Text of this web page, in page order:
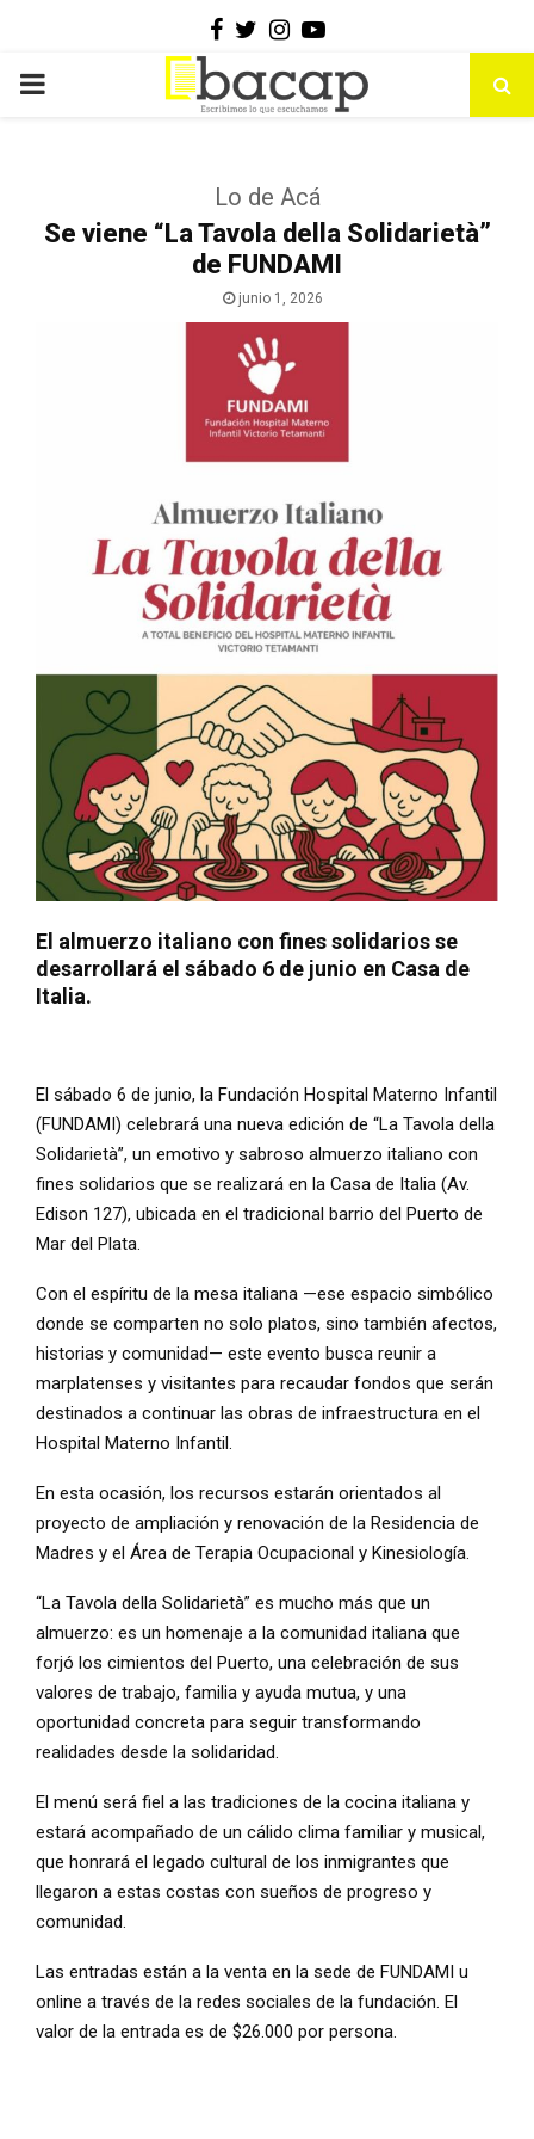
Facebook
Twitter
Instagram
Youtube
PRIMARY
Lo de Acá
Se viene “La Tavola della Solidarietà”
de FUNDAMI
junio 1, 2026
El almuerzo italiano con fines solidarios se
desarrollará el sábado 6 de junio en Casa de
Italia.
El sábado 6 de junio, la Fundación Hospital Materno Infantil
(FUNDAMI) celebrará una nueva edición de “La Tavola della
Solidarietà”, un emotivo y sabroso almuerzo italiano con
fines solidarios que se realizará en la Casa de Italia (Av.
Edison 127), ubicada en el tradicional barrio del Puerto de
Mar del Plata.
Con el espíritu de la mesa italiana —ese espacio simbólico
donde se comparten no solo platos, sino también afectos,
historias y comunidad— este evento busca reunir a
marplatenses y visitantes para recaudar fondos que serán
destinados a continuar las obras de infraestructura en el
Hospital Materno Infantil.
En esta ocasión, los recursos estarán orientados al
proyecto de ampliación y renovación de la Residencia de
Madres y el Área de Terapia Ocupacional y Kinesiología.
“La Tavola della Solidarietà” es mucho más que un
almuerzo: es un homenaje a la comunidad italiana que
forjó los cimientos del Puerto, una celebración de sus
valores de trabajo, familia y ayuda mutua, y una
oportunidad concreta para seguir transformando
realidades desde la solidaridad.
El menú será fiel a las tradiciones de la cocina italiana y
estará acompañado de un cálido clima familiar y musical,
que honrará el legado cultural de los inmigrantes que
llegaron a estas costas con sueños de progreso y
comunidad.
Las entradas están a la venta en la sede de FUNDAMI u
online a través de la redes sociales de la fundación. El
valor de la entrada es de $26.000 por persona.